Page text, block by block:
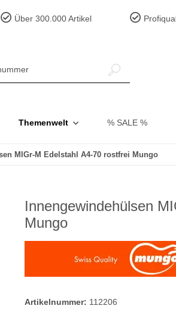
Über 300.000 Artikel
Themenwelt % SALE %
MIGr-M Edelstahl A4-70 rostfrei Mungo
Innengewindehülsen
Mungo
Artikelnummer: 112206